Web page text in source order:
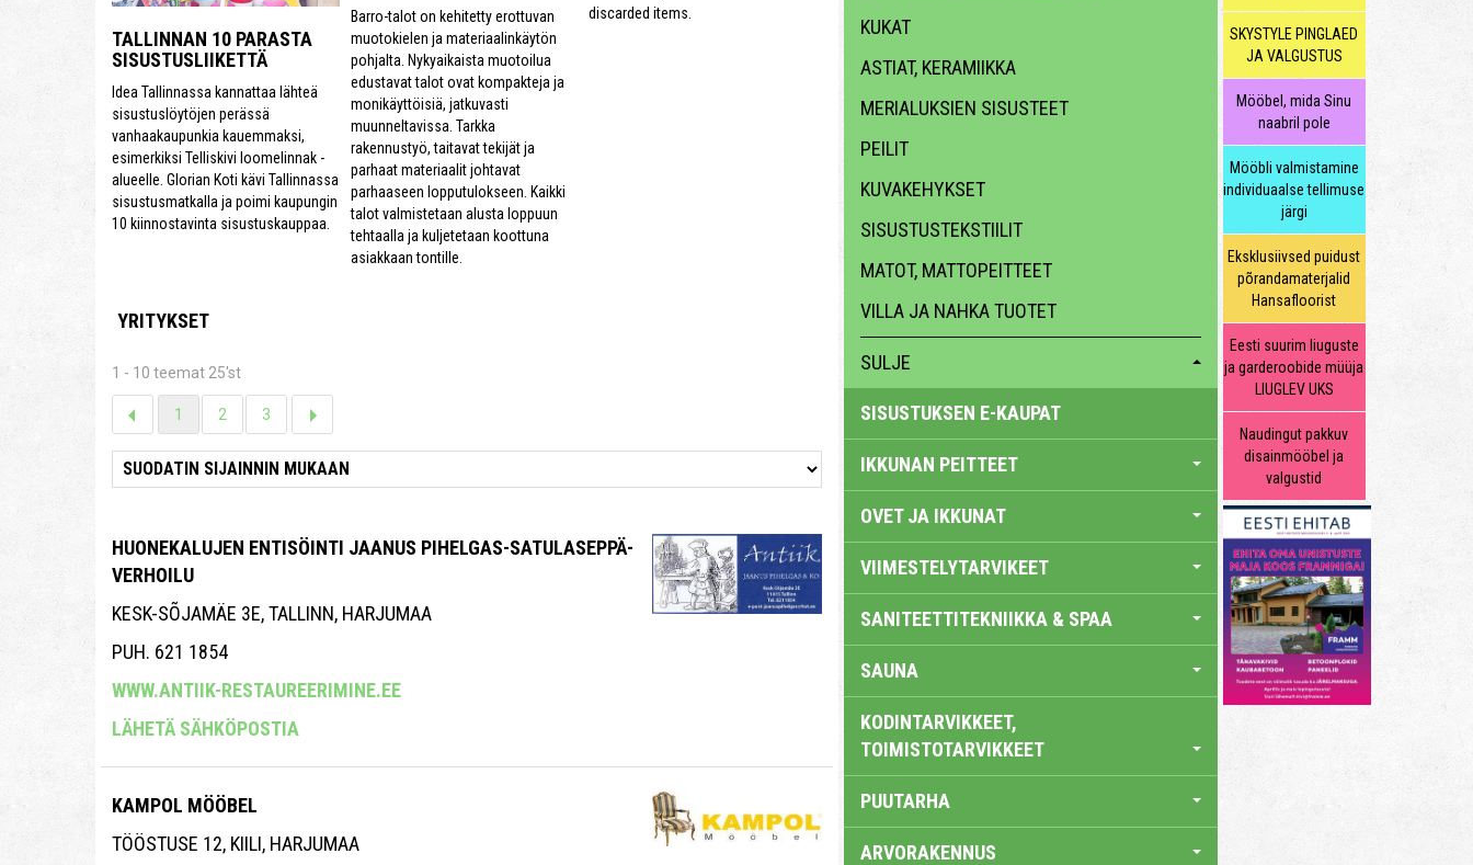
TALLINNAN 10 PARASTA
SISUSTUSLIIKETTÄ
Idea Tallinnassa kannattaa lähteä
sisustuslöytöjen perässä
vanhaakaupunkia kauemmaksi,
esimerkiksi Telliskivi loomelinnak -
alueelle. Glorian Koti kävi Tallinnassa
sisustusmatkalla ja poimi kaupungin
10 kiinnostavinta sisustuskauppaa.
Barro-talot on kehitetty erottuvan
muotokielen ja materiaalinkäytön
pohjalta. Nykyaikaista muotoilua
edustavat talot ovat kompakteja ja
monikäyttöisiä, jatkuvasti
muunneltavissa. Tarkka
rakennustyö, taitavat tekijät ja
parhaat materiaalit johtavat
parhaaseen lopputulokseen. Kaikki
talot valmistetaan alusta loppuun
tehtaalla ja kuljetetaan koottuna
asiakkaan tontille.
discarded items.
YRITYKSET
1 - 10 teemat 25'st
1 2 3
HUONEKALUJEN ENTISÖINTI JAANUS PIHELGAS-SATULASEPPÄ-
VERHOILU
KESK-SÕJAMÄE 3E, TALLINN, HARJUMAA
PUH. 621 1854
WWW.ANTIIK-RESTAUREERIMINE.EE
LÄHETÄ SÄHKÖPOSTIA
KAMPOL MÖÖBEL
TÖÖSTUSE 12, KIILI, HARJUMAA
KUKAT
ASTIAT, KERAMIIKKA
MERIALUKSIEN SISUSTEET
PEILIT
KUVAKEHYKSET
SISUSTUSTEKSTIILIT
MATOT, MATTOPEITTEET
VILLA JA NAHKA TUOTET
SULJE
SISUSTUKSEN E-KAUPAT
IKKUNAN PEITTEET
OVET JA IKKUNAT
VIIMESTELYTARVIKEET
SANITEETTITEKNIIKKA & SPAA
SAUNA
KODINTARVIKKEET,
TOIMISTOTARVIKKEET
PUUTARHA
ARVORAKENNUS
SKYSTYLE PINGLAED
JA VALGUSTUS
Mööbel, mida Sinu
naabril pole
Mööbli valmistamine
individuaalse tellimuse
järgi
Eksklusiivsed puidust
põrandamaterjalid
Hansafloorist
Eesti suurim liuguste
ja garderoobide müüja
LIUGLEV UKS
Naudingut pakkuv
disainmööbel ja
valgustid